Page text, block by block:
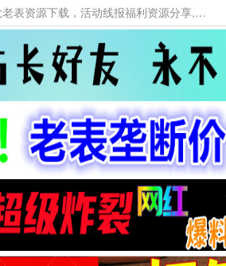
本网站提供资源工具下载，大老表资源工具，大表哥资源网软件工具，大老表资源下载，活动线报福利资源分享,活动线报，大型网游经典游戏，网络热门技术游戏辅助交流与分享。